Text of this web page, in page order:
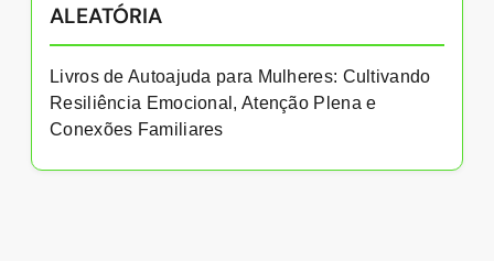
ALEATÓRIA
Livros de Autoajuda para Mulheres: Cultivando
Resiliência Emocional, Atenção Plena e
Conexões Familiares